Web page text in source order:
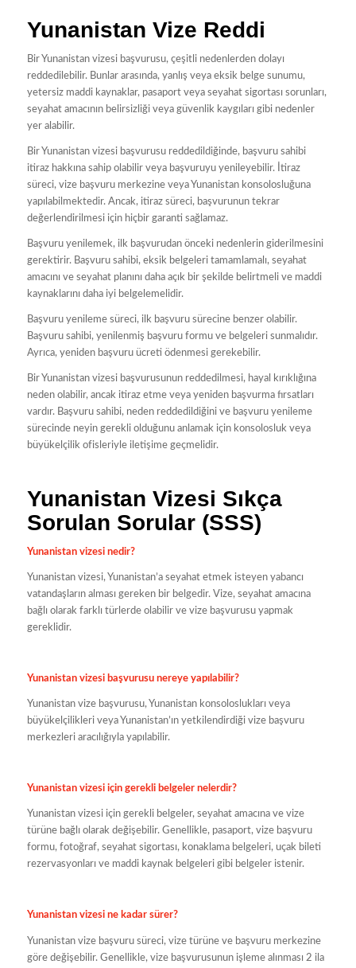
Yunanistan Vize Reddi
Bir Yunanistan vizesi başvurusu, çeşitli nedenlerden dolayı
reddedilebilir. Bunlar arasında, yanlış veya eksik belge sunumu,
yetersiz maddi kaynaklar, pasaport veya seyahat sigortası sorunları,
seyahat amacının belirsizliği veya güvenlik kaygıları gibi nedenler
yer alabilir.
Bir Yunanistan vizesi başvurusu reddedildiğinde, başvuru sahibi
itiraz hakkına sahip olabilir veya başvuruyu yenileyebilir. İtiraz
süreci, vize başvuru merkezine veya Yunanistan konsolosluğuna
yapılabilmektedir. Ancak, itiraz süreci, başvurunun tekrar
değerlendirilmesi için hiçbir garanti sağlamaz.
Başvuru yenilemek, ilk başvurudan önceki nedenlerin giderilmesini
gerektirir. Başvuru sahibi, eksik belgeleri tamamlamalı, seyahat
amacını ve seyahat planını daha açık bir şekilde belirtmeli ve maddi
kaynaklarını daha iyi belgelemelidir.
Başvuru yenileme süreci, ilk başvuru sürecine benzer olabilir.
Başvuru sahibi, yenilenmiş başvuru formu ve belgeleri sunmalıdır.
Ayrıca, yeniden başvuru ücreti ödenmesi gerekebilir.
Bir Yunanistan vizesi başvurusunun reddedilmesi, hayal kırıklığına
neden olabilir, ancak itiraz etme veya yeniden başvurma fırsatları
vardır. Başvuru sahibi, neden reddedildiğini ve başvuru yenileme
sürecinde neyin gerekli olduğunu anlamak için konsolosluk veya
büyükelçilik ofisleriyle iletişime geçmelidir.
Yunanistan Vizesi Sıkça
Sorulan Sorular (SSS)
Yunanistan vizesi nedir?
Yunanistan vizesi, Yunanistan’a seyahat etmek isteyen yabancı
vatandaşların alması gereken bir belgedir. Vize, seyahat amacına
bağlı olarak farklı türlerde olabilir ve vize başvurusu yapmak
gereklidir.
Yunanistan vizesi başvurusu nereye yapılabilir?
Yunanistan vize başvurusu, Yunanistan konsoloslukları veya
büyükelçilikleri veya Yunanistan’ın yetkilendirdiği vize başvuru
merkezleri aracılığıyla yapılabilir.
Yunanistan vizesi için gerekli belgeler nelerdir?
Yunanistan vizesi için gerekli belgeler, seyahat amacına ve vize
türüne bağlı olarak değişebilir. Genellikle, pasaport, vize başvuru
formu, fotoğraf, seyahat sigortası, konaklama belgeleri, uçak bileti
rezervasyonları ve maddi kaynak belgeleri gibi belgeler istenir.
Yunanistan vizesi ne kadar sürer?
Yunanistan vize başvuru süreci, vize türüne ve başvuru merkezine
göre değişebilir. Genellikle, vize başvurusunun işleme alınması 2 ila